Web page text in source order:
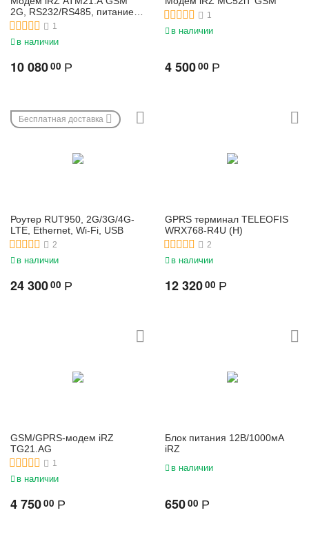
2G, RS232/RS485, питание
7-40В
1
в наличии
10 08000 Р
1
в наличии
4 50000 Р
Бесплатная доставка
Роутер RUT950, 2G/3G/4G-
LTE, Ethernet, Wi-Fi, USB
2
в наличии
24 30000 Р
GPRS терминал TELEOFIS
WRX768-R4U (H)
2
в наличии
12 32000 Р
GSM/GPRS-модем iRZ
TG21.AG
1
в наличии
4 75000 Р
Блок питания 12В/1000мА
iRZ
в наличии
65000 Р